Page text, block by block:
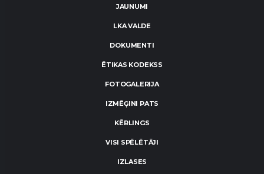
JAUNUMI
LKA VALDE
DOKUMENTI
ĒTIKAS KODEKSS
FOTOGALERIJA
IZMĒĢINI PATS
KĒRLINGS
VISI SPĒLĒTĀJI
IZLASES